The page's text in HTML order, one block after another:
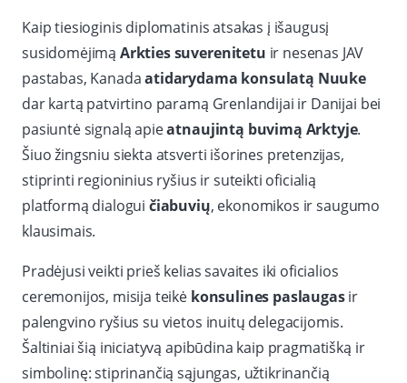
Kaip tiesioginis diplomatinis atsakas į išaugusį
susidomėjimą Arkties suverenitetu ir nesenas JAV
pastabas, Kanadaatidarydama konsulatą Nuuke
dar kartą patvirtino paramą Grenlandijai ir Danijai bei
pasiuntė signalą apieatnaujintą buvimą Arktyje.
Šiuo žingsniu siekta atsverti išorines pretenzijas,
stiprinti regioninius ryšius ir suteikti oficialią
platformą dialogui čiabuvių, ekonomikos ir saugumo
klausimais.
Pradėjusi veikti prieš kelias savaites iki oficialios
ceremonijos, misija teikė konsulines paslaugasir
palengvino ryšius su vietos inuitų delegacijomis.
Šaltiniai šią iniciatyvą apibūdina kaip pragmatišką ir
simbolinę: stiprinančią sąjungas, užtikrinančią